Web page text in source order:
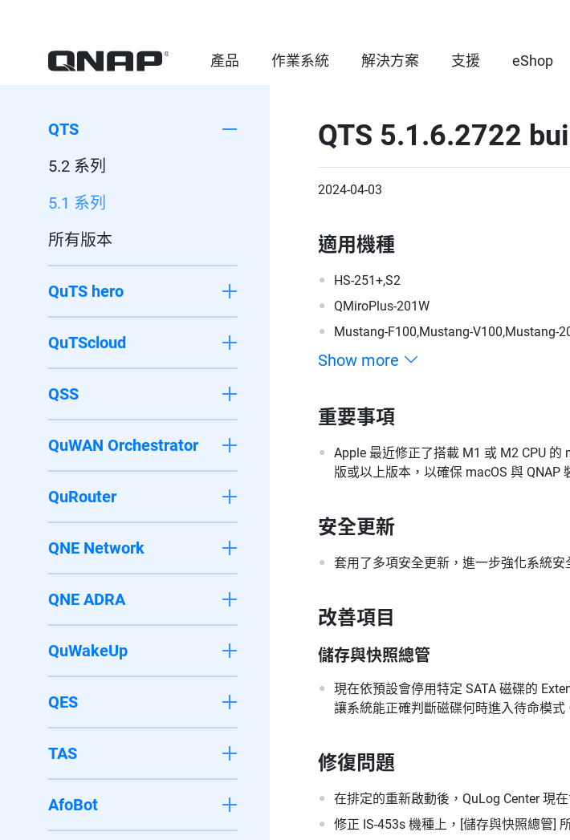
產品 作業系統 解決方案 支援 eShop
QTS
5.2 系列
5.1 系列
所有版本
QuTS hero
QuTScloud
QSS
QuWAN Orchestrator
QuRouter
QNE Network
QNE ADRA
QuWakeUp
QES
TAS
AfoBot
QTS 5.1.6.2722
2024-04-03
適用機種
HS-251+,S2
QMiroPlus-201W
Mustang-F100,Mustang-V100,Mustang-
Show more
重要事項
Apple 最近修正了搭載 M1 或 M2 CPU
版或以上版本，以確保 macOS 與 QNAP
安全更新
套用了多項安全更新，進一步強化系統安
改善項目
儲存與快照總管
現在依預設會停用特定 SATA 磁碟的
讓系統能正確判斷磁碟何時進入待命模式
修復問題
在排定的重新啟動後，QuLog Center 現
修正 IS-453s 機種上，[儲存與快照總管]